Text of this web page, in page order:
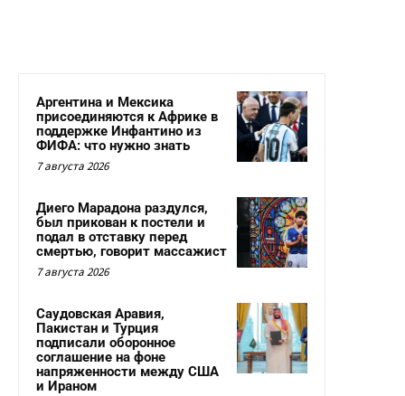
Аргентина и Мексика
присоединяются к Африке в
поддержке Инфантино из
ФИФА: что нужно знать
7 августа 2026
Диего Марадона раздулся,
был прикован к постели и
подал в отставку перед
смертью, говорит массажист
7 августа 2026
Саудовская Аравия,
Пакистан и Турция
подписали оборонное
соглашение на фоне
напряженности между США
и Ираном